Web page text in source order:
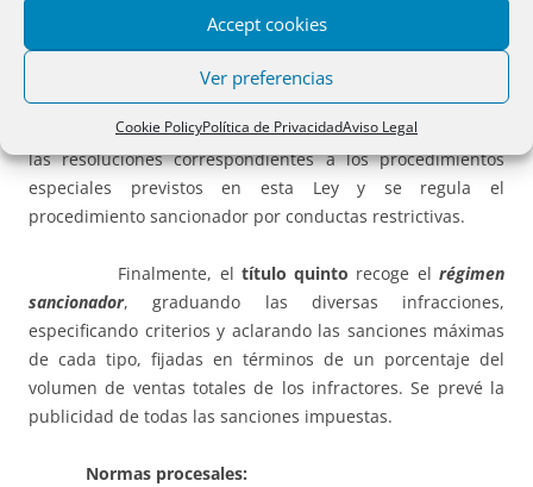
Accept cookies
Ver preferencias
Cookie PolicyPolítica de PrivacidadAviso Legal
procedimientos
tanto por conductas prohibidas como de control de
concentraciones. Se intenta simplificarlos separando la
instrucción de la resolución, se fijan plazos máximos para
las resoluciones correspondientes a los procedimientos
especiales previstos en esta Ley y se regula el
procedimiento sancionador por conductas restrictivas.
Finalmente, el título quinto recoge elrégimen
sancionador, graduando las diversas infracciones,
especificando criterios y aclarando las sanciones máximas
de cada tipo, fijadas en términos de un porcentaje del
volumen de ventas totales de los infractores. Se prevé la
publicidad de todas las sanciones impuestas.
Normas procesales: